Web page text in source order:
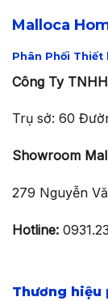
Malloca
Phân Phối Thiết
Công Ty
Trụ sở: 60
Showroom
279 Nguyễn
Hotline:
Thương hiệu